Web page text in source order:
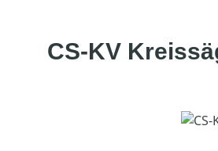
CS-KV
Bildergalerie überspringen